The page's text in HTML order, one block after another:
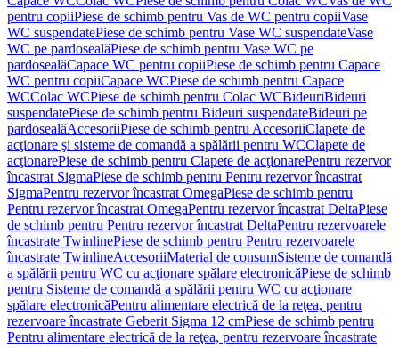
pentru copiiPiese de schimb pentru Vas de WC pentru copiiVase
WC suspendatePiese de schimb pentru Vase WC suspendateVase
WC pe pardosealăPiese de schimb pentru Vase WC pe
pardosealăCapace WC pentru copiiPiese de schimb pentru Capace
WC pentru copiiCapace WCPiese de schimb pentru Capace
WCColac WCPiese de schimb pentru Colac WCBideuriBideuri
suspendatePiese de schimb pentru Bideuri suspendateBideuri pe
pardosealăAccesoriiPiese de schimb pentru AccesoriiClapete de
acţionare şi sisteme de comandă a spălării pentru WCClapete de
acţionarePiese de schimb pentru Clapete de acţionarePentru rezervor
încastrat SigmaPiese de schimb pentru Pentru rezervor încastrat
SigmaPentru rezervor încastrat OmegaPiese de schimb pentru
Pentru rezervor încastrat OmegaPentru rezervor încastrat DeltaPiese
de schimb pentru Pentru rezervor încastrat DeltaPentru rezervoarele
încastrate TwinlinePiese de schimb pentru Pentru rezervoarele
încastrate TwinlineAccesoriiMaterial de consumSisteme de comandă
a spălării pentru WC cu acţionare spălare electronicăPiese de schimb
pentru Sisteme de comandă a spălării pentru WC cu acţionare
spălare electronicăPentru alimentare electrică de la reţea, pentru
rezervoare încastrate Geberit Sigma 12 cmPiese de schimb pentru
Pentru alimentare electrică de la reţea, pentru rezervoare încastrate